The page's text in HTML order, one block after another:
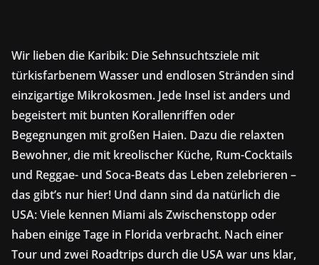
Wir lieben die Karibik: Die Sehnsuchtsziele mit
türkisfarbenem Wasser und endlosen Stränden sind
einzigartige Mikrokosmen. Jede Insel ist anders und
begeistert mit bunten Korallenriffen oder
Begegnungen mit großen Haien. Dazu die relaxten
Bewohner, die mit kreolischer Küche, Rum-Cocktails
und Reggae- und Soca-Beats das Leben zelebrieren –
das gibt’s nur hier! Und dann sind da natürlich die
USA: Viele kennen Miami als Zwischenstopp oder
haben einige Tage in Florida verbracht. Nach einer
Tour und zwei Roadtrips durch die USA war uns klar,